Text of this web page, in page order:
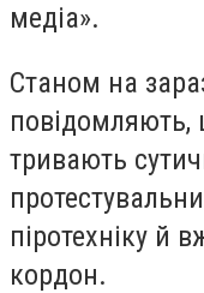
медіа».
Станом на
тривають
піротехніку й
кордон.